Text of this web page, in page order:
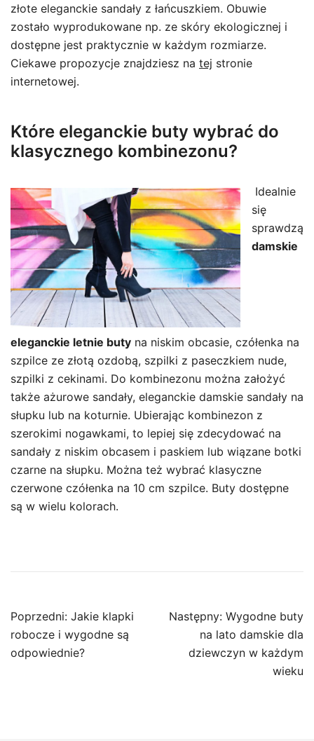
złote eleganckie sandały z łańcuszkiem. Obuwie
zostało wyprodukowane np. ze skóry ekologicznej i
dostępne jest praktycznie w każdym rozmiarze.
Ciekawe propozycje znajdziesz na tej stronie
internetowej.
Które eleganckie buty wybrać do
klasycznego kombinezonu?
Idealnie
się
sprawdzą
damskie
eleganckie letnie buty na niskim obcasie, czółenka na
szpilce ze złotą ozdobą, szpilki z paseczkiem nude,
szpilki z cekinami. Do kombinezonu można założyć
także ażurowe sandały, eleganckie damskie sandały na
słupku lub na koturnie. Ubierając kombinezon z
szerokimi nogawkami, to lepiej się zdecydować na
sandały z niskim obcasem i paskiem lub wiązane botki
czarne na słupku. Można też wybrać klasyczne
czerwone czółenka na 10 cm szpilce. Buty dostępne
są w wielu kolorach.
Nawigacja
wpisu
Poprzedni: Jakie klapki
robocze i wygodne są
odpowiednie?
Następny: Wygodne buty
na lato damskie dla
dziewczyn w każdym
wieku